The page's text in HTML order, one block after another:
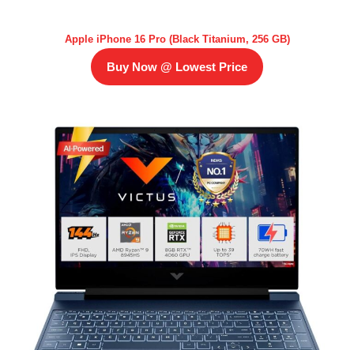
Apple iPhone 16 Pro (Black Titanium, 256 GB)
Buy Now @ Lowest Price